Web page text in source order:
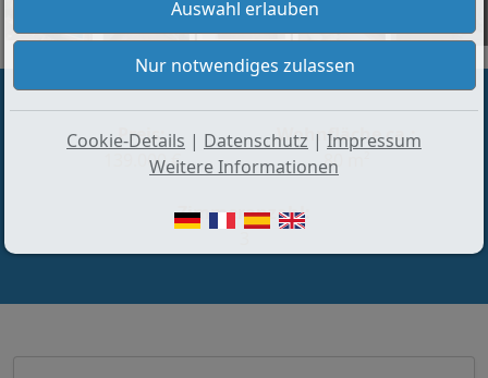
Preis:
139.000 €
Wohnfläche ca.:
80 m²
Zimmeranzahl:
Cookie-Details | Datenschutz | Impressum
Weitere Informationen